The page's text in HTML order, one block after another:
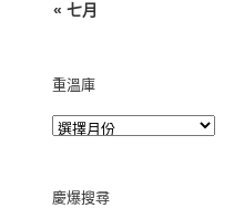
« 七月
重溫庫
慶爆搜尋